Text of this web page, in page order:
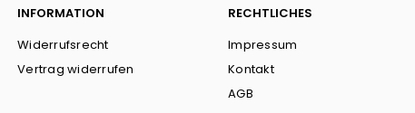
INFORMATION
Widerrufsrecht
Vertrag widerrufen
RECHTLICHES
Impressum
Kontakt
AGB